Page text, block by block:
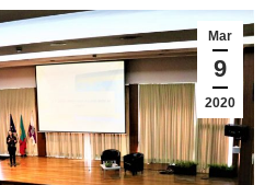
Mar
9
2020